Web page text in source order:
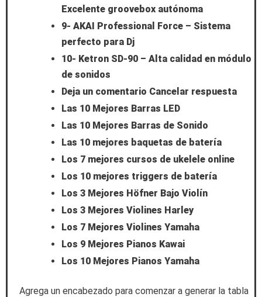
Excelente groovebox autónoma
9- AKAI Professional Force – Sistema
perfecto para Dj
10- Ketron SD-90 – Alta calidad en módulo
de sonidos
Deja un comentario Cancelar respuesta
Las 10 Mejores Barras LED
Las 10 Mejores Barras de Sonido
Las 10 mejores baquetas de batería
Los 7 mejores cursos de ukelele online
Los 10 mejores triggers de batería
Los 3 Mejores Höfner Bajo Violín
Los 3 Mejores Violines Harley
Los 7 Mejores Violines Yamaha
Los 9 Mejores Pianos Kawai
Los 10 Mejores Pianos Yamaha
Agrega un encabezado para comenzar a generar la tabla